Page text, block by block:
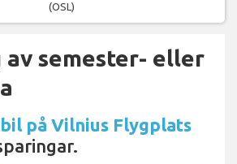
(OSL)
av semester- eller
på Vilnius Flygplats